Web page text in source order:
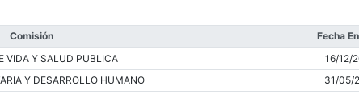
Comisión Fecha
VIDA Y SALUD PUBLICA 16/12/
Y DESARROLLO HUMANO 31/05/